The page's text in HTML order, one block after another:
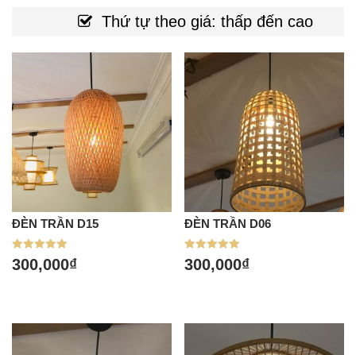
Thứ tự theo giá: thấp đến cao
ĐÈN TRẦN D15
Được xếp
hạng
300,000₫
ĐÈN TRẦN D06
Được xếp
hạng
300,000₫